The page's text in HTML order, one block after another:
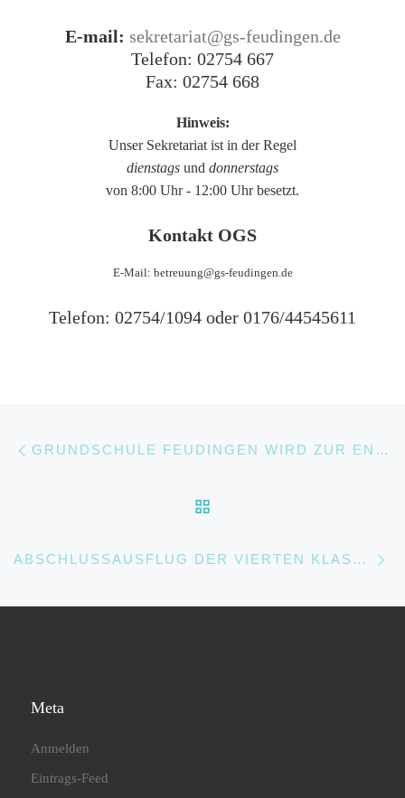
E-mail: sekretariat@gs-feudingen.de
Telefon: 02754 667
Fax: 02754 668
Hinweis:
Unser Sekretariat ist in der Regel
dienstags und donnerstags
von 8:00 Uhr - 12:00 Uhr besetzt.
Kontakt OGS
E-Mail: betreuung@gs-feudingen.de
Telefon: 02754/1094 oder 0176/44545611
Beitragsnavigation GRUNDSCHULE FEUDINGEN WIRD ZUR ENTDECKERWERKSTATT
ABSCHLUSSAUSFLUG DER VIERTEN KLASSEN
Meta
Anmelden
Eintrags-Feed